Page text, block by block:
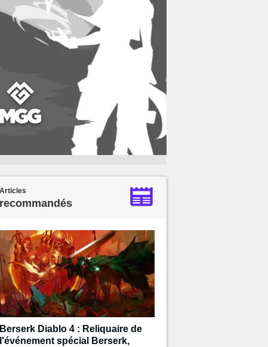
Articles
recommandés
Berserk Diablo 4 : Reliquaire de
l'événement spécial Berserk,